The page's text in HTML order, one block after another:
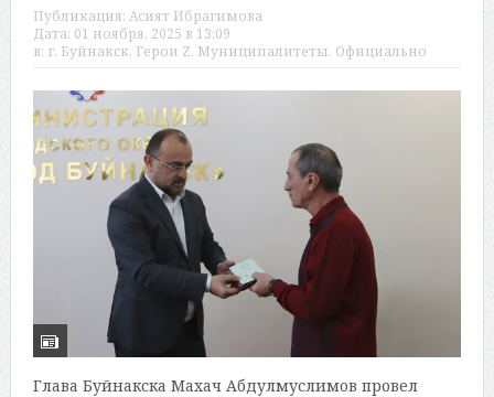
Публикация: Асият Ибрагимова
Дата: 01 ноября, 2025 в 13:09
в: г. Буйнакск, Герои Z, Муниципалитеты, Официально
Глава Буйнакска Махач Абдулмуслимов провел